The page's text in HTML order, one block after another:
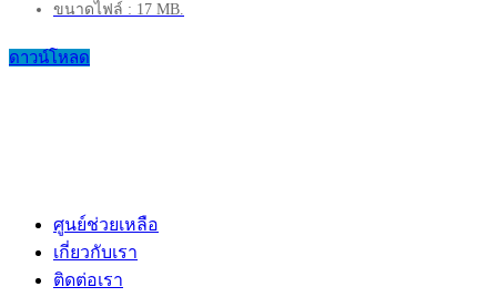
ขนาดไฟล์ : 17 MB.
ดาวน์โหลด
ศูนย์ช่วยเหลือ
เกี่ยวกับเรา
ติดต่อเรา